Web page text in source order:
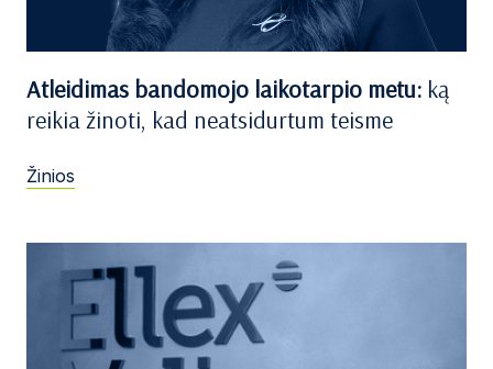
Atleidimas bandomojo laikotarpio metu: ką
reikia žinoti, kad neatsidurtum teisme
Žinios